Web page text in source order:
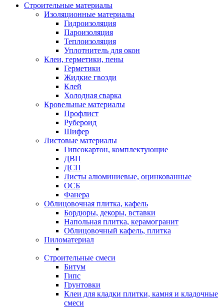
Строительные материалы
Изоляционные материалы
Гидроизоляция
Пароизоляция
Теплоизоляция
Уплотнитель для окон
Клеи, герметики, пены
Герметики
Жидкие гвозди
Клей
Холодная сварка
Кровельные материалы
Профлист
Рубероид
Шифер
Листовые материалы
Гипсокартон, комплектующие
ДВП
ДСП
Листы алюминиевые, оцинкованные
ОСБ
Фанера
Облицовочная плитка, кафель
Бордюры, декоры, вставки
Напольная плитка, керамогранит
Облицовочный кафель, плитка
Пиломатериал
Строительные смеси
Битум
Гипс
Грунтовки
Клеи для кладки плитки, камня и кладочные
смеси